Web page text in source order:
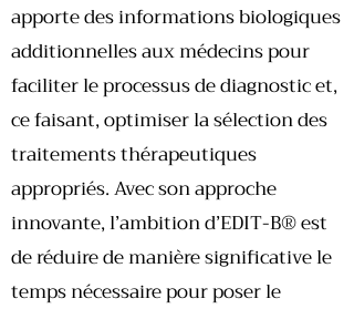
apporte des informations biologiques
additionnelles aux médecins pour
faciliter le processus de diagnostic et,
ce faisant, optimiser la sélection des
traitements thérapeutiques
appropriés. Avec son approche
innovante, l’ambition d’EDIT-B® est
de réduire de manière significative le
temps nécessaire pour poser le